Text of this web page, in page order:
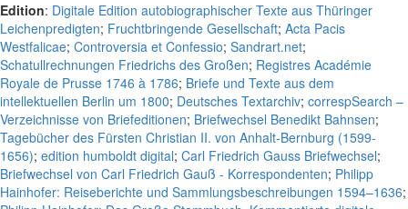
Edition: Digitale Edition autobiographischer Texte aus Thüringer
Leichenpredigten; Fruchtbringende Gesellschaft; Acta Pacis
Westfalicae; Controversia et Confessio; Sandrart.net;
Schatullrechnungen Friedrichs des Großen; Registres Académie
Royale de Prusse 1746 à 1786; Briefe und Texte aus dem
intellektuellen Berlin um 1800; Deutsches Textarchiv; correspSearch –
Verzeichnisse von Briefeditionen; Briefwechsel Benedikt Bahnsen;
Tagebücher des Fürsten Christian II. von Anhalt-Bernburg (1599-
1656); edition humboldt digital; Carl Friedrich Gauss Briefwechsel;
Briefwechsel von Carl Friedrich Gauß - Korrespondenten; Philipp
Hainhofer: Reiseberichte und Sammlungsbeschreibungen 1594–1636;